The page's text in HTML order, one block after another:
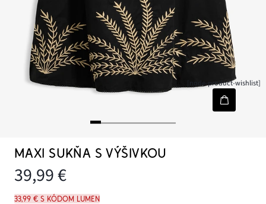
[node-product-wishlist]
MAXI SUKŇA S VÝŠIVKOU
39,99 €
33,99 € s kódom LUMEN